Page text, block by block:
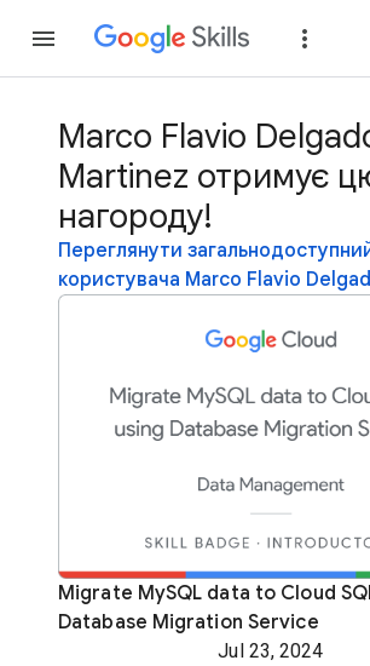
Marco Flavio
Martinez отримує
нагороду!
Переглянути
користувача Marco Flavio